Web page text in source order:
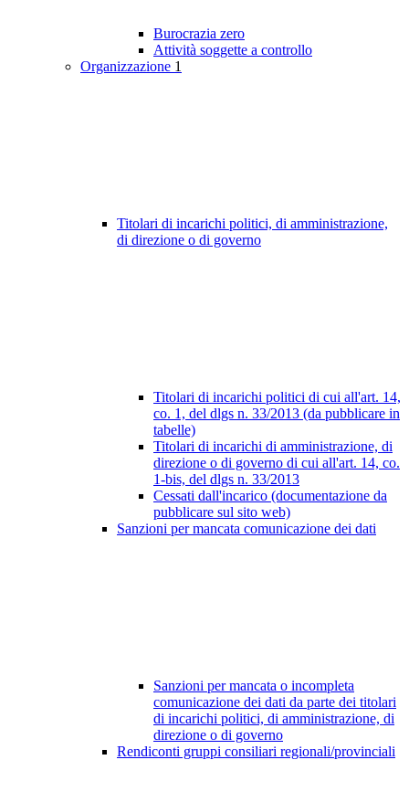
Burocrazia zero
Attività soggette a controllo
Organizzazione 1
Titolari di incarichi politici, di amministrazione,
di direzione o di governo
Titolari di incarichi politici di cui all'art. 14,
co. 1, del dlgs n. 33/2013 (da pubblicare in
tabelle)
Titolari di incarichi di amministrazione, di
direzione o di governo di cui all'art. 14, co.
1-bis, del dlgs n. 33/2013
Cessati dall'incarico (documentazione da
pubblicare sul sito web)
Sanzioni per mancata comunicazione dei dati
Sanzioni per mancata o incompleta
comunicazione dei dati da parte dei titolari
di incarichi politici, di amministrazione, di
direzione o di governo
Rendiconti gruppi consiliari regionali/provinciali